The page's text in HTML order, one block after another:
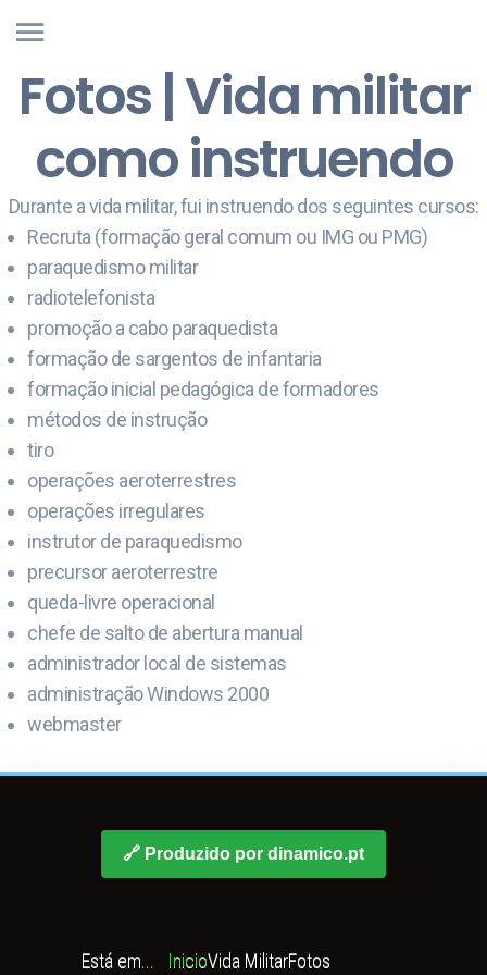
Fotos | Vida militar
como instruendo
Durante a vida militar, fui instruendo dos seguintes cursos:
Recruta (formação geral comum ou IMG ou PMG)
paraquedismo militar
radiotelefonista
promoção a cabo paraquedista
formação de sargentos de infantaria
formação inicial pedagógica de formadores
métodos de instrução
tiro
operações aeroterrestres
operações irregulares
instrutor de paraquedismo
precursor aeroterrestre
queda-livre operacional
chefe de salto de abertura manual
administrador local de sistemas
administração Windows 2000
webmaster
🔗 Produzido por dinamico.pt
Está em... InicioVida MilitarFotos